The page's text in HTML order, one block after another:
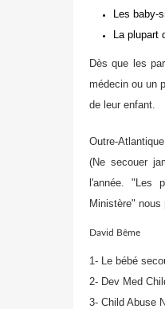
Les
La
Dès que les
médecin ou un
de leur enfant.
Outre-
(Ne secouer
l'année. "Les
Ministère" nous
David Bême
1- Le bébé
2- Dev Med
3- Child Abuse